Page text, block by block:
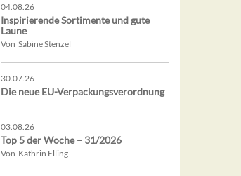
04.08.26
Inspirierende Sortimente und gute
Laune
Von Sabine Stenzel
30.07.26
Die neue EU-Verpackungsverordnung
03.08.26
Top 5 der Woche – 31/2026
Von Kathrin Elling